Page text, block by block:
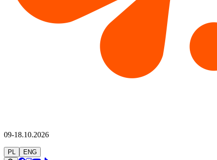
09-18.10.2026
PL ENG